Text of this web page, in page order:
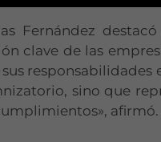
Fernández
clave de las
responsabilidades
sino que
afirmó.